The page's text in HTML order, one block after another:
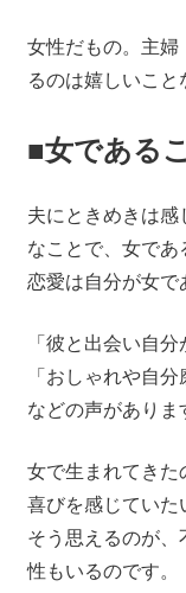
女性だもの。主婦
るのは嬉しいこと
■女である
夫にときめきは感
なことで、女で
恋愛は自分が女で
「彼と出会い自分
「おしゃれや自分
などの声がありま
女で生まれてきた
喜びを感じていた
そう思えるのが
性もいるのです。